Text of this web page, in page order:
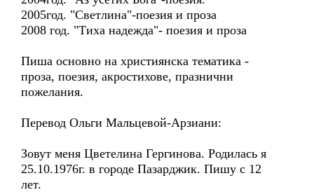
2005год. "Светлина"-поезия и проза
2008 год. "Тиха надежда"- поезия и проза
Пиша основно на християнска тематика -
проза, поезия, акростихове, празнични
пожелания.
Перевод Ольги Мальцевой-Арзиани:
Зовут меня Цветелина Гергинова. Родилась я
25.10.1976г. в городе Пазарджик. Пишу с 12
лет.